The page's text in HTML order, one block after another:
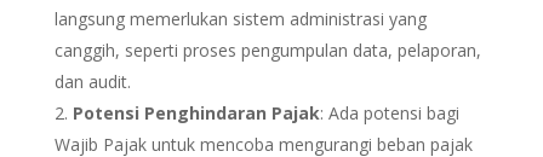
langsung memerlukan sistem administrasi yang
canggih, seperti proses pengumpulan data, pelaporan,
dan audit.
Potensi Penghindaran Pajak: Ada potensi bagi
Wajib Pajak untuk mencoba mengurangi beban pajak